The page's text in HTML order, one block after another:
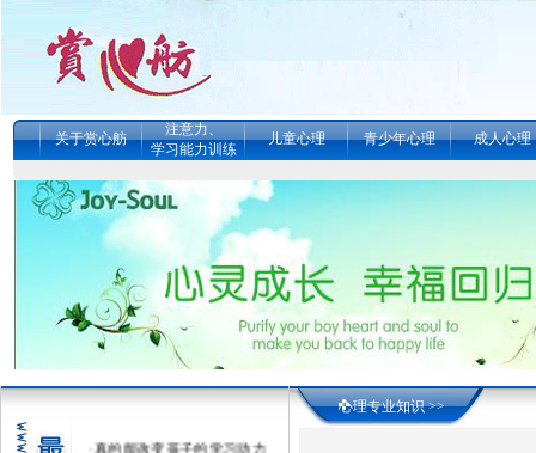
关于赏心舫
注意力、
学习能力训练
儿童心理 青少年心理 成人心理
真的能改变孩子的学习动力
心理专业知识 >>